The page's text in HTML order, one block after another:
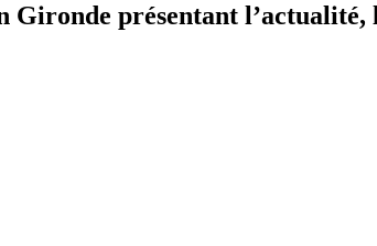
présentant